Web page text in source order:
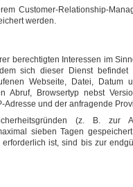
Customer-Relationship-
werden.
berechtigten Interessen im
sich dieser Dienst befindet
Webseite, Datei, Datum
Abruf, Browsertyp nebst
Adresse und der anfragende
(z. B. zur
sieben Tagen
ist, sind bis zur